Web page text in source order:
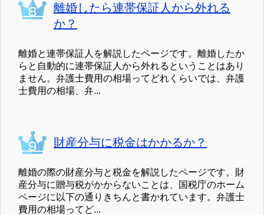
離婚したら連帯保証人から外れる
か？
離婚と連帯保証人を解説したページです。離婚したか
らと自動的に連帯保証人から外れるということはあり
ません。弁護士費用の相場ってどれくらいでは、弁護
士費用の相場、弁...
財産分与に税金はかかるか？
離婚の際の財産分与と税金を解説したページです。財
産分与に贈与税がかからないことは、国税庁のホーム
ページに以下の通りきちんと書かれています。弁護士
費用の相場ってど...